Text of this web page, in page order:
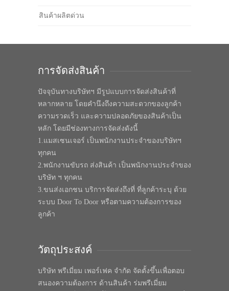
สินค้าผลิตด่วน
การจัดส่งสินค้า
ปัจจุบันทางบริษัทฯ มีรูปแบบการจัดส่งสินค้าที่
หลากหลาย โดยคำนึงถึงความสะดวกของลูกค้า
ความรวดเร็ว และความปลอดภัยของสินค้าเป็น
หลัก โดยมีช่องทางการจัดส่งดังนี้
1.แมสเซนเจอร์ เป็นพนักงานประจำของบริษัทฯ
ทุกคน
2.พนักงานขับรถ ส่งสินค้า เป็นพนักงานประจำของ
บริษัท ฯ ทุกคน
3.ขนส่งเอกชน บริการจัดส่งถึงที่ ที่ลูกค้าระบุ ด้วย
ระบบ Door To Door หรือตามความต้องการของ
ลูกค้า
วัตถุประสงค์
บริษัท พรีเมี่ยม เพอร์เฟค จำกัด จัดตั้งขึ้นเพื่อตอบ
สนองความต้องการ ด้านสินค้า ร่มพรีเมี่ยม